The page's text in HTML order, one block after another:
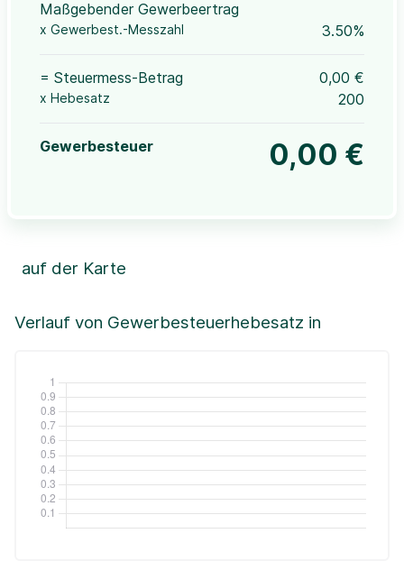
Maßgebender Gewerbeertrag
x Gewerbest.-Messzahl 3.50%
= Steuermess-Betrag 0,00 €
x Hebesatz 200
Gewerbesteuer 0,00 €
Verlauf von Gewerbesteuerhebesatz in
auf der Karte
+
Leaflet|©OpenStreetMap, ©CartoDB,